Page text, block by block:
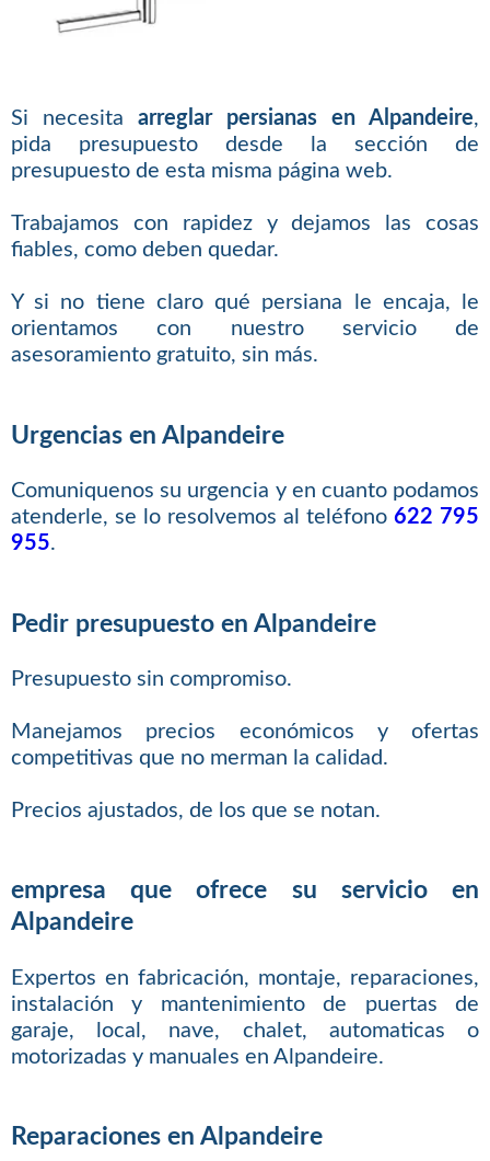
Si necesita arreglar persianas en Alpandeire,
pida presupuesto desde la sección de
presupuesto de esta misma página web.
Trabajamos con rapidez y dejamos las cosas
fiables, como deben quedar.
Y si no tiene claro qué persiana le encaja, le
orientamos con nuestro servicio de
asesoramiento gratuito, sin más.
Urgencias en Alpandeire
Comuniquenos su urgencia y en cuanto podamos
atenderle, se lo resolvemos al teléfono622 795
955.
Pedir presupuesto en Alpandeire
Presupuesto sin compromiso.
Manejamos precios económicos y ofertas
competitivas que no merman la calidad.
Precios ajustados, de los que se notan.
empresa que ofrece su servicio en
Alpandeire
Expertos en fabricación, montaje, reparaciones,
instalación y mantenimiento de puertas de
garaje, local, nave, chalet, automaticas o
motorizadas y manuales en Alpandeire.
Reparaciones en Alpandeire